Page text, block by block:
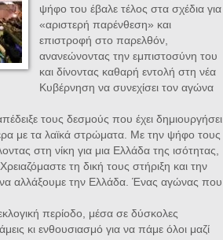
ψήφο του έβαλε τέλος στα σχέδια για
«αριστερή παρένθεση» και
επιστροφή στο παρελθόν,
ανανεώνοντας την εμπιστοσύνη του
και δίνοντας καθαρή εντολή στη νέα
Κυβέρνηση να συνεχίσει τον αγώνα
τους δεσμούς που έχει δημιουργήσει
με τα λαϊκά στρώματα. Με την ψήφο τους
στη νίκη για μια Ελλάδα της ισότητας,
τη δική τους στήριξη και την
αλλάξουμε την Ελλάδα. Ένας αγώνας που
περίοδο, μέσα σε δύσκολες
κι ενθουσιασμό για να πάμε όλοι μαζί